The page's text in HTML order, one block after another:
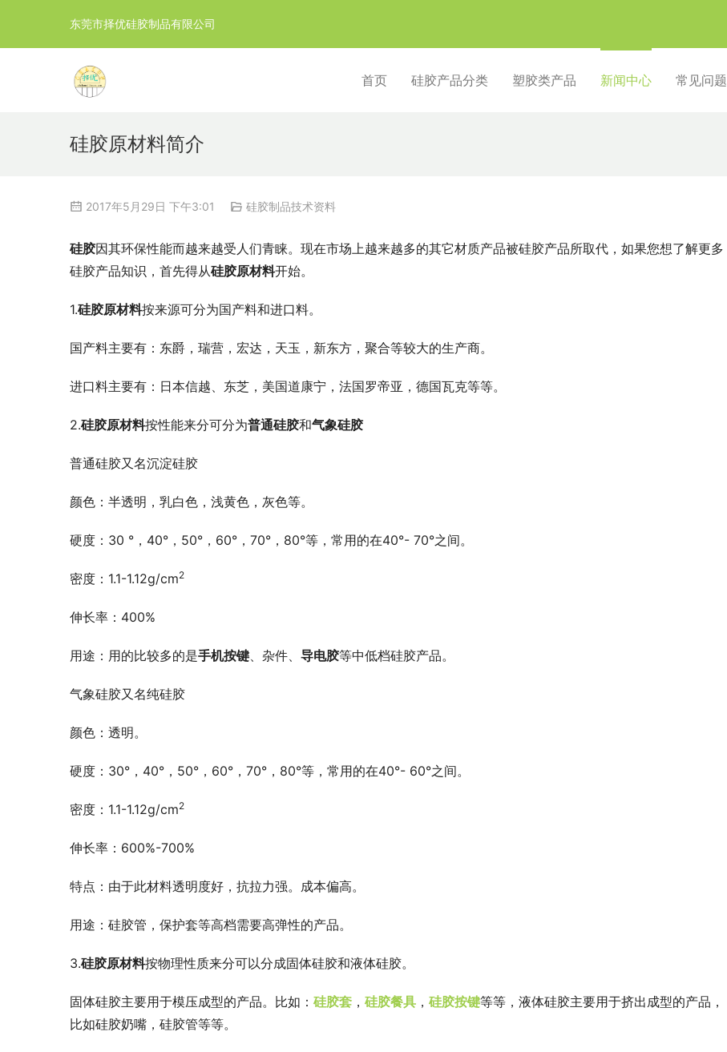
首页 硅胶产品分类 塑胶类产品 新闻中心 常见问题
硅胶原材料简介
2017年5月29日 下午3:01 硅胶制品技术资料
硅胶因其环保性能而越来越受人们青睐。现在市场上越来越多的其它材质产品被硅胶产品所取代，如果您想了解更多
硅胶产品知识，首先得从硅胶原材料开始。
1.硅胶原材料按来源可分为国产料和进口料。
国产料主要有：东爵，瑞营，宏达，天玉，新东方，聚合等较大的生产商。
进口料主要有：日本信越、东芝，美国道康宁，法国罗帝亚，德国瓦克等等。
2.硅胶原材料按性能来分可分为普通硅胶和气象硅胶
普通硅胶又名沉淀硅胶
颜色：半透明，乳白色，浅黄色，灰色等。
硬度：30 °，40°，50°，60°，70°，80°等，常用的在40°- 70°之间。
密度：1.1-1.12g/cm2
伸长率：400%
用途：用的比较多的是手机按键、杂件、 导电胶等中低档硅胶产品。
气象硅胶又名纯硅胶
颜色：透明。
硬度：30°，40°，50°，60°，70°，80°等，常用的在40°- 60°之间。
密度：1.1-1.12g/cm2
伸长率：600%-700%
特点：由于此材料透明度好，抗拉力强。成本偏高。
用途：硅胶管，保护套等高档需要高弹性的产品。
3.硅胶原材料按物理性质来分可以分成固体硅胶和液体硅胶。
固体硅胶主要用于模压成型的产品。比如： 硅胶套 ， 硅胶餐具 ， 硅胶按键等等，液体硅胶主要用于挤出成型的产品，
比如硅胶奶嘴，硅胶管等等。
东莞市择优硅胶制品有限公司